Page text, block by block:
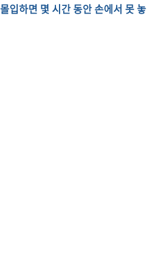
몰입하면 몇 시간 동안 손에서 못 놓